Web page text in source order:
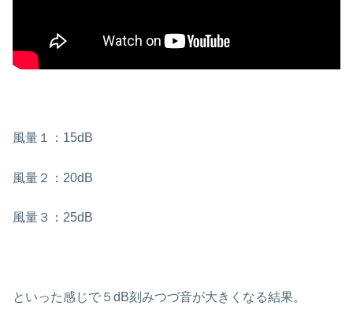
風量１：15dB
風量２：20dB
風量３：25dB
といった感じで５dB刻みつづ音が大きくなる結果。